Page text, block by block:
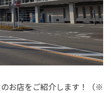
お店をご紹介します！（※